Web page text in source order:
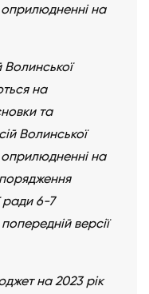
на
Волинської
на
та
Волинської
на
ради 6-7
версії
на 2023 рік